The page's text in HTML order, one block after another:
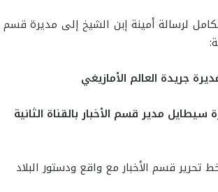
لرسالة أمينة إبن الشيخ إلى مديرة قسم
جريدة العالم الأمازيغي
مدير قسم الأخبار بالقناة الثانية
تحرير قسم الأخبار مع واقع ودستور البلاد